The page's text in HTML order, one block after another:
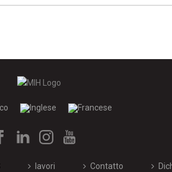
lavori Contatto